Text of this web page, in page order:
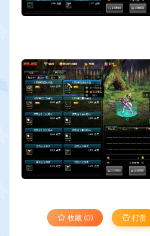
收藏 (0) 打赏